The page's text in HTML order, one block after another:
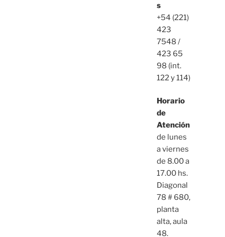
s
+54 (221)
423
7548 /
423 65
98 (int.
122 y 114)
Horario
de
Atención
de lunes
a viernes
de 8.00 a
17.00 hs.
Diagonal
78 # 680,
planta
alta, aula
48.